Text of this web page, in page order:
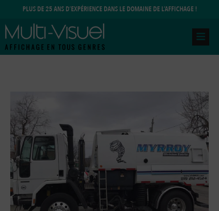
contenu
PLUS DE 25 ANS D’EXPÉRIENCE DANS LE DOMAINE DE L’AFFICHAGE !